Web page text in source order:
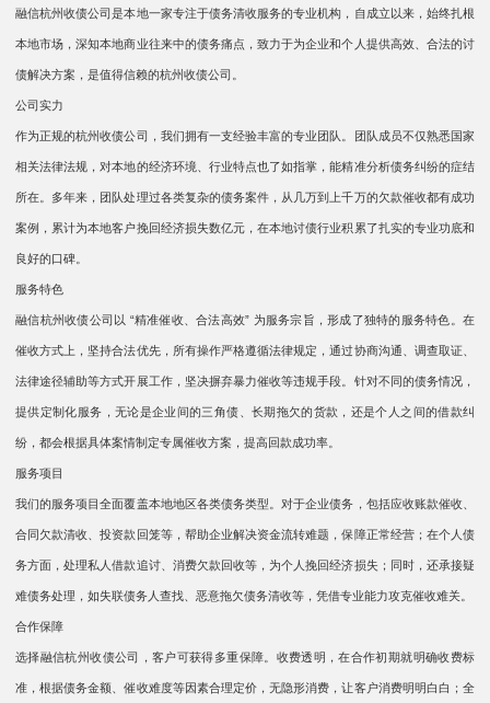
融信杭州收债公司是本地一家专注于债务清收服务的专业机构，自成立以来，始终扎根
本地市场，深知本地商业往来中的债务痛点，致力于为企业和个人提供高效、合法的讨
债解决方案，是值得信赖的杭州收债公司。​
公司实力​​
作为正规的杭州收债公司，我们拥有一支经验丰富的专业团队。团队成员不仅熟悉国家
相关法律法规，对本地的经济环境、行业特点也了如指掌，能精准分析债务纠纷的症结
所在。多年来，团队处理过各类复杂的债务案件，从几万到上千万的欠款催收都有成功
案例，累计为本地客户挽回经济损失数亿元，在本地讨债行业积累了扎实的专业功底和
良好的口碑。​​
服务特色​​
融信杭州收债公司以 “精准催收、合法高效” 为服务宗旨，形成了独特的服务特色。在
催收方式上，坚持合法优先，所有操作严格遵循法律规定，通过协商沟通、调查取证、
法律途径辅助等方式开展工作，坚决摒弃暴力催收等违规手段。针对不同的债务情况，
提供定制化服务，无论是企业间的三角债、长期拖欠的货款，还是个人之间的借款纠
纷，都会根据具体案情制定专属催收方案，提高回款成功率。​​
服务项目​​
我们的服务项目全面覆盖本地地区各类债务类型。对于企业债务，包括应收账款催收、
合同欠款清收、投资款回笼等，帮助企业解决资金流转难题，保障正常经营；在个人债
务方面，处理私人借款追讨、消费欠款回收等，为个人挽回经济损失；同时，还承接疑
难债务处理，如失联债务人查找、恶意拖欠债务清收等，凭借专业能力攻克催收难关。​​
合作保障​​
选择融信杭州收债公司，客户可获得多重保障。收费透明，在合作初期就明确收费标
准，根据债务金额、催收难度等因素合理定价，无隐形消费，让客户消费明明白白；全